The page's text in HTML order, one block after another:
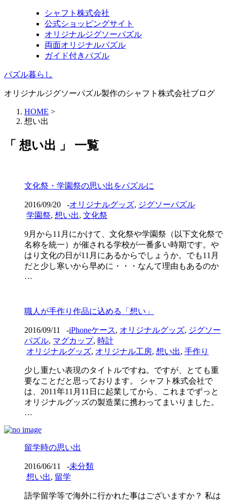
シャフト株式会社
公式ショッピングサイト
オリジナルジグソーパズル
両面オリジナルパズル
ガイド付きパズル
パズル暮らし
オリジナルジグソーパズル製作のシャフト株式会社ブログ
HOME >
想い出
「 想い出 」 一覧
文化祭・学園祭の思い出をパズルに
2016/09/20 -オリジナルグッズ, ジグソーパズル
学園祭, 想い出, 文化祭
9月から11月にかけて、文化祭や学園祭（以下文化祭で
名称を統一）が催される学校が一番多い時期です。や
はり文化の日が11月にあるからでしょうか。でも11月
だと少し寒いから早めに・・・なんて理由もあるのか
…
職人が手作り作品に込める「想い」
2016/09/11 -iPhoneケース, オリジナルグッズ, ジグソー
パズル, マグカップ, 時計
オリジナルグッズ, オリジナル工房, 想い出, 手作り
少し重たい表現のタイトルですね。ですが、とても重
要なことだと思っております。 シャフト株式会社で
は、2011年11月11日に起業してから、これまでずっと
オリジナルグッズの製造業に携わってまいりました。
…
留学時の思い出
2016/06/11 -未分類
想い出, 留学
語学留学等で海外に行かれた事はございますか？ 私は